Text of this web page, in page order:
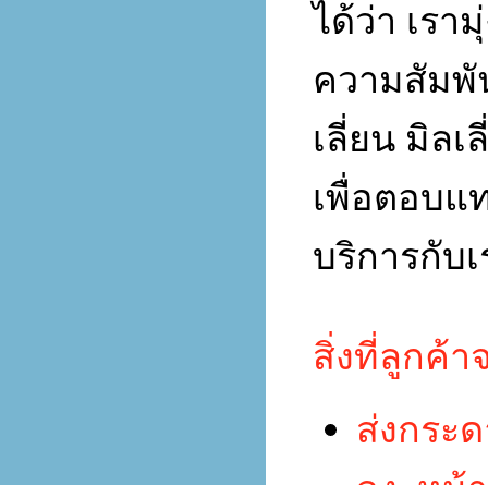
ได้ว่า เรา
ความสัมพั
เลี่ยน มิล
เพื่อตอบแ
บริการกับเ
สิ่งที่ลูกค้า
ส่งกระ